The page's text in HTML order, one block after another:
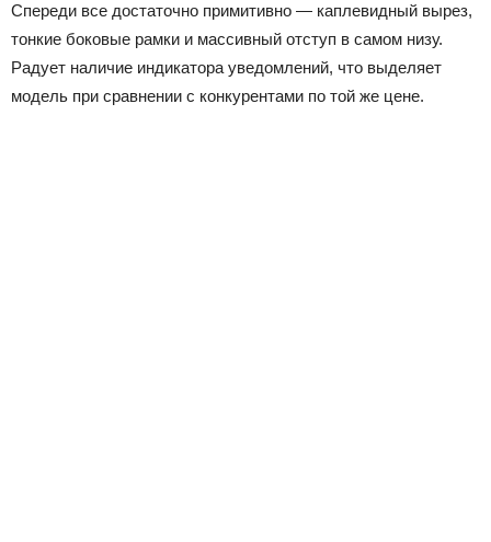
Спереди все достаточно примитивно — каплевидный вырез,
тонкие боковые рамки и массивный отступ в самом низу.
Радует наличие индикатора уведомлений, что выделяет
модель при сравнении с конкурентами по той же цене.